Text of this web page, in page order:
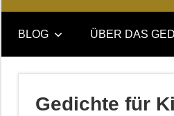
DAS
GEDICHT
blog
DAS
GEDICHT.
Zeitschrift
BLOG ÜBER DAS
Gedichte für